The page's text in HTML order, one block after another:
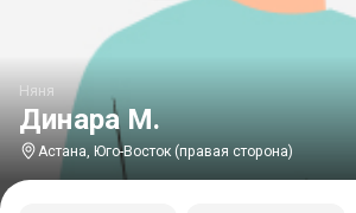
Динара М.
Няня
Астана, Юго-Восток (правая сторона)